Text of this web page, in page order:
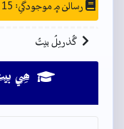
رسالن ۾ موجودگي: 15 سيڪڙو
گُذريلُ بيتُ
ھِي